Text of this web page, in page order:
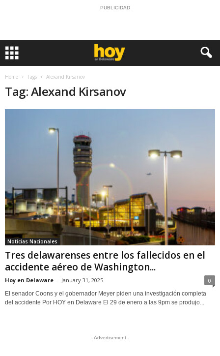
PUBLICIDAD
Home Tags Alexand Kirsanov
Tag: Alexand Kirsanov
Noticias Nacionales
Tres delawarenses entre los fallecidos en el
accidente aéreo de Washington...
Hoy en Delaware - January 31, 2025 0
El senador Coons y el gobernador Meyer piden una investigación completa
del accidente Por HOY en Delaware El 29 de enero a las 9pm se produjo...
- Advertisement -